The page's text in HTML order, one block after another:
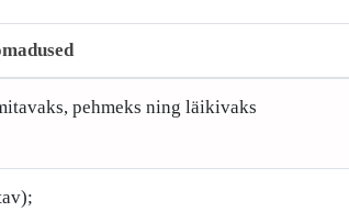
pehmeks ning läikivaks